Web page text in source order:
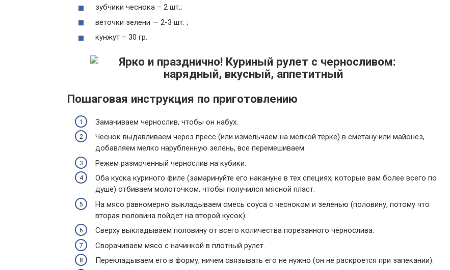
зубчики чеснока – 2 шт.;
веточки зелени — 2-3 шт. ;
кунжут – 30 гр.
Пошаговая инструкция по приготовлению
Замачиваем чернослив, чтобы он набух.
Чеснок выдавливаем через пресс (или измельчаем на мелкой терке) в сметану или майонез,
добавляем мелко нарубленную зелень, все перемешиваем.
Режем размоченный чернослив на кубики.
Оба куска куриного филе (замаринуйте его накануне в тех специях, которые вам более всего по
душе) отбиваем молоточком, чтобы получился мясной пласт.
На мясо равномерно выкладываем смесь соуса с чесноком и зеленью (половину, потому что
вторая половина пойдет на второй кусок).
Сверху выкладываем половину от всего количества порезанного чернослива.
Сворачиваем мясо с начинкой в плотный рулет.
Перекладываем его в форму, ничем связывать его не нужно (он не раскроется при запекании).